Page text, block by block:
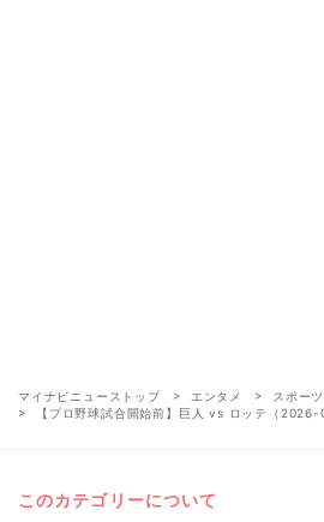
マイナビニューストップ エンタメ
スポーツ
【プロ野球試合開始前】巨人 vs ロッテ（2026-
このカテゴリーについて